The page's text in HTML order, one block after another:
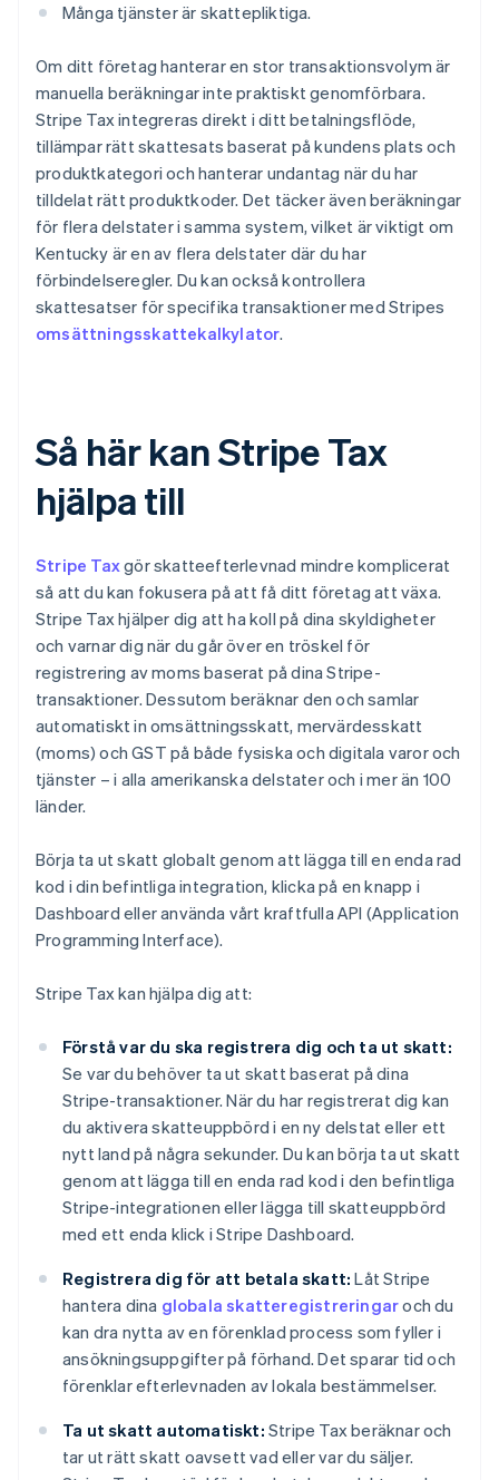
Många tjänster är skattepliktiga.
Om ditt företag hanterar en stor transaktionsvolym är
manuella beräkningar inte praktiskt genomförbara.
Stripe Tax integreras direkt i ditt betalningsflöde,
tillämpar rätt skattesats baserat på kundens plats och
produktkategori och hanterar undantag när du har
tilldelat rätt produktkoder. Det täcker även beräkningar
för flera delstater i samma system, vilket är viktigt om
Kentucky är en av flera delstater där du har
förbindelseregler. Du kan också kontrollera
skattesatser för specifika transaktioner med Stripes
omsättningsskattekalkylator.
Så här kan Stripe Tax
hjälpa till
Stripe Taxgör skatteefterlevnad mindre komplicerat
så att du kan fokusera på att få ditt företag att växa.
Stripe Tax hjälper dig att ha koll på dina skyldigheter
och varnar dig när du går över en tröskel för
registrering av moms baserat på dina Stripe-
transaktioner. Dessutom beräknar den och samlar
automatiskt in omsättningsskatt, mervärdesskatt
(moms) och GST på både fysiska och digitala varor och
tjänster – i alla amerikanska delstater och i mer än 100
länder.
Börja ta ut skatt globalt genom att lägga till en enda rad
kod i din befintliga integration, klicka på en knapp i
Dashboard eller använda vårt kraftfulla API (Application
Programming Interface).
Stripe Tax kan hjälpa dig att:
Förstå var du ska registrera dig och ta ut skatt:
Se var du behöver ta ut skatt baserat på dina
Stripe-transaktioner. När du har registrerat dig kan
du aktivera skatteuppbörd i en ny delstat eller ett
nytt land på några sekunder. Du kan börja ta ut skatt
genom att lägga till en enda rad kod i den befintliga
Stripe-integrationen eller lägga till skatteuppbörd
med ett enda klick i Stripe Dashboard.
Registrera dig för att betala skatt: Låt Stripe
hantera dina globala skatteregistreringaroch du
kan dra nytta av en förenklad process som fyller i
ansökningsuppgifter på förhand. Det sparar tid och
förenklar efterlevnaden av lokala bestämmelser.
Ta ut skatt automatiskt: Stripe Tax beräknar och
tar ut rätt skatt oavsett vad eller var du säljer.